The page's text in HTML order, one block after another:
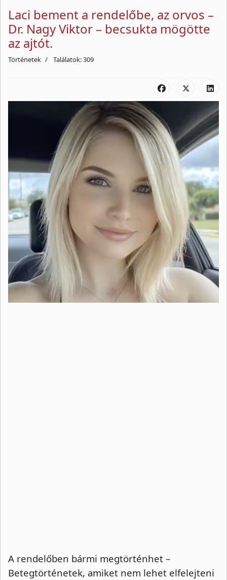
Laci bement a rendelőbe, az orvos –
Dr. Nagy Viktor – becsukta mögötte
az ajtót.
Történetek Találatok: 309
A rendelőben bármi megtörténhet –
Betegtörténetek, amiket nem lehet elfelejteni